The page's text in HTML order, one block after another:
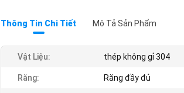
Thông Tin Chi Tiết Mô Tả Sản Phẩm
Vật Liệu: thép không gỉ 304
Răng: Răng đầy đủ